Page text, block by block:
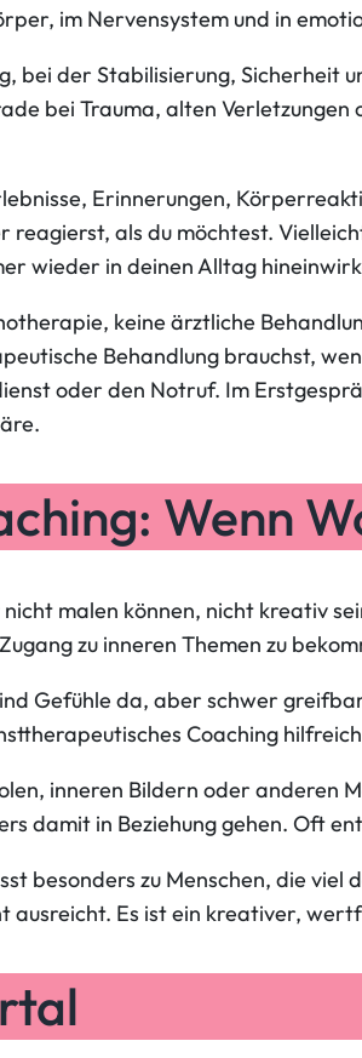
im Nervensystem und in
bei der Stabilisierung, Sicherheit
bei Trauma, alten
Erinnerungen,
als du möchtest.
wieder in deinen Alltag
keine ärztliche
Behandlung brauchst,
oder den Notruf. Im
Wenn
malen können, nicht kreativ
zu inneren Themen zu
Gefühle da, aber schwer
Coaching
inneren Bildern oder anderen
damit in Beziehung gehen. Oft
besonders zu Menschen, die
Es ist ein kreativer,